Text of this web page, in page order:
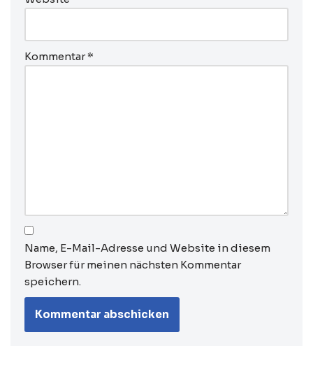
Kommentar*
Name, E-Mail-Adresse und Website in diesem
Browser für meinen nächsten Kommentar
speichern.